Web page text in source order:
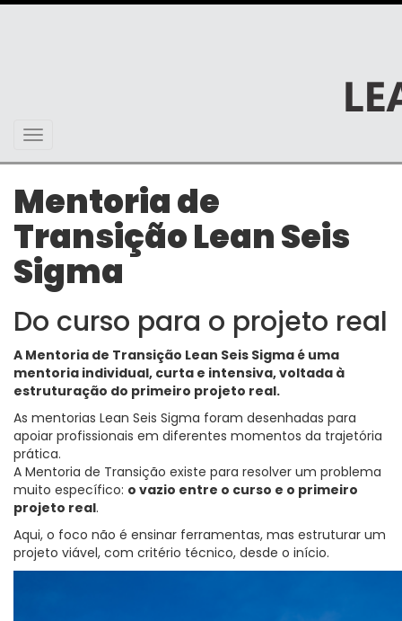
Toggle
navigation
Mentoria de
Transição Lean Seis
Sigma
Do curso para o projeto real
A Mentoria de Transição Lean Seis Sigma é uma
mentoria individual, curta e intensiva, voltada à
estruturação do primeiro projeto real.
As mentorias Lean Seis Sigma foram desenhadas para
apoiar profissionais em diferentes momentos da trajetória
prática.
A Mentoria de Transição existe para resolver um problema
muito específico: o vazio entre o curso e o primeiro
projeto real.
Aqui, o foco não é ensinar ferramentas, mas estruturar um
projeto viável, com critério técnico, desde o início.